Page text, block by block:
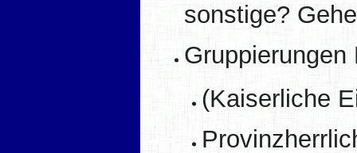
sonstige?
(Kaiserliche